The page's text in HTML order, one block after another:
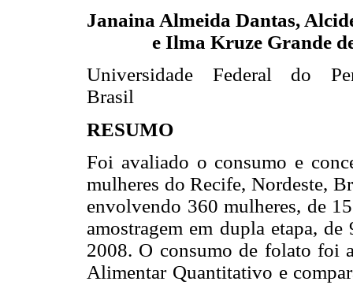
Janaina Almeida Dantas,
e Ilma Kruze Grande
Universidade Federal do
Brasil
RESUMO
Foi avaliado o consumo e
mulheres do Recife, Nordeste,
envolvendo 360 mulheres, de
amostragem em dupla etapa,
2008. O consumo de folato foi
Alimentar Quantitativo e